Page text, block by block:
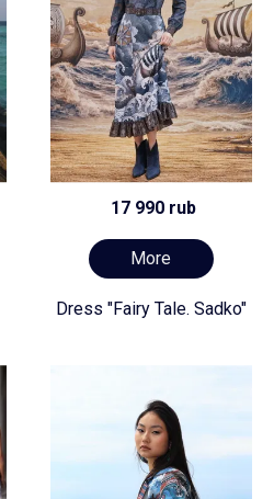
17 990 rub
More
Dress "Fairy Tale. Sadko"